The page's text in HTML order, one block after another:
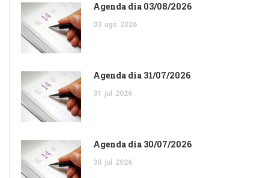
Agenda dia 03/08/2026
03 ago 2026
Agenda dia 31/07/2026
31 jul 2026
Agenda dia 30/07/2026
30 jul 2026